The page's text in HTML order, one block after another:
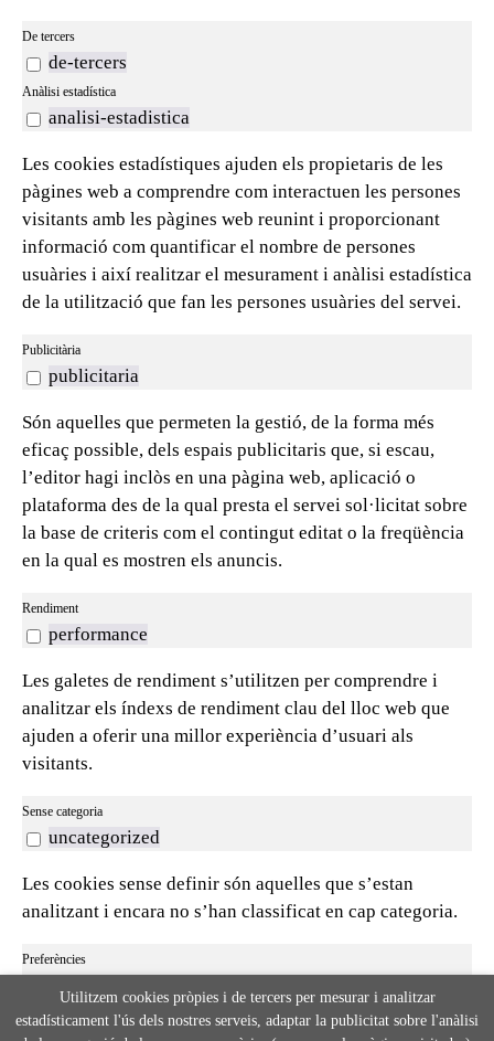
Utilitzem cookies pròpies i de tercers per mesurar i analitzar
estadísticament l'ús dels nostres serveis, adaptar la publicitat sobre l'anàlisi
De tercers
de-tercers
Anàlisi estadística
analisi-estadistica
Les cookies estadístiques ajuden els propietaris de les
pàgines web a comprendre com interactuen les persones
visitants amb les pàgines web reunint i proporcionant
informació com quantificar el nombre de persones
usuàries i així realitzar el mesurament i anàlisi estadística
de la utilització que fan les persones usuàries del servei.
Publicitària
publicitaria
Són aquelles que permeten la gestió, de la forma més
eficaç possible, dels espais publicitaris que, si escau,
l’editor hagi inclòs en una pàgina web, aplicació o
plataforma des de la qual presta el servei sol·licitat sobre
la base de criteris com el contingut editat o la freqüència
en la qual es mostren els anuncis.
Rendiment
performance
Les galetes de rendiment s’utilitzen per comprendre i
analitzar els índexs de rendiment clau del lloc web que
ajuden a oferir una millor experiència d’usuari als
visitants.
Sense categoria
uncategorized
Les cookies sense definir són aquelles que s’estan
analitzant i encara no s’han classificat en cap categoria.
Preferències
Les cookies de preferència s’utilitzen per emmagatzemar